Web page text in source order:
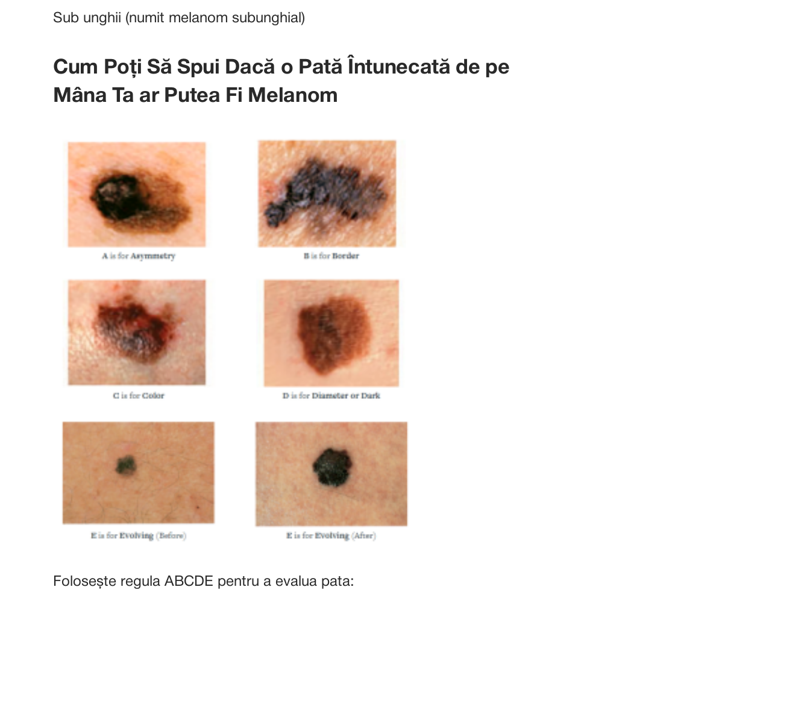
Sub unghii (numit melanom subunghial)
Cum Poți Să Spui Dacă o Pată Întunecată de pe
Mâna Ta ar Putea Fi Melanom
Folosește regula ABCDE pentru a evalua pata: